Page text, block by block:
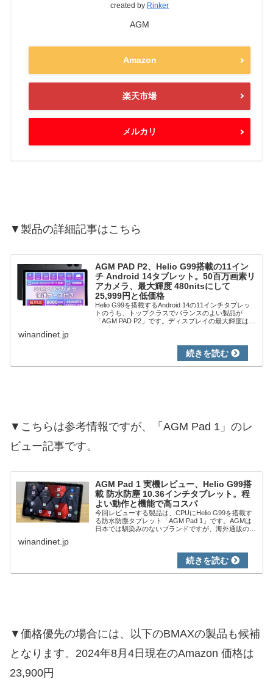
created by Rinker
AGM
Amazon
楽天市場
メルカリ
▼製品の詳細記事はこちら
AGM PAD P2、Helio G99搭載の11イン
チ Android 14タブレット。50百万画素リ
アカメラ、最大輝度 480nitsにして
25,999円と低価格
Helio G99を搭載するAndroid 14の11インチタブレッ
トのうち、トップクラスでバランスのよい製品が
「AGM PAD P2」です。ディスプレイの最大輝度は
winandinet.jp
▼こちらは参考情報ですが、「AGM Pad 1」のレ
ビュー記事です。
AGM Pad 1 実機レビュー、Helio G99搭
載 防水防塵 10.36インチタブレット。程
よい動作と機能で高コスパ
今回レビューする製品は、CPUにHelio G99を搭載す
る防水防塵タブレット「AGM Pad 1」です。AGMは
日本では馴染みのないブランドですが、海外通販の
winandinet.jp
▼価格優先の場合には、以下のBMAXの製品も候補
となります。2024年8月4日現在のAmazon 価格は
23,900円